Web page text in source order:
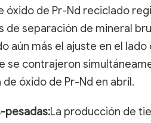
óxido de Pr-Nd reciclado
de separación de mineral
aún más el ajuste en el
se contrajeron
óxido de Pr-Nd en abril.
pesadas:La producción de